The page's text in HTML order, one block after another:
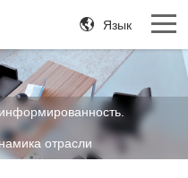
Язык
отрасли